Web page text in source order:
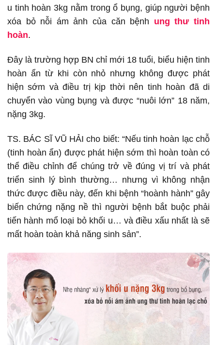
u tinh hoàn 3kg nằm trong ổ bụng, giúp người bệnh
xóa bỏ nỗi ám ảnh của căn bệnh ung thư tinh
hoàn.
Đây là trường hợp BN chỉ mới 18 tuổi, biểu hiện tinh
hoàn ẩn từ khi còn nhỏ nhưng không được phát
hiện sớm và điều trị kịp thời nên tinh hoàn đã di
chuyển vào vùng bụng và được “nuôi lớn” 18 năm,
nặng 3kg.
TS. BÁC SĨ VŨ HẢI cho biết: “Nếu tinh hoàn lạc chỗ
(tinh hoàn ẩn) được phát hiện sớm thì hoàn toàn có
thể điều chỉnh để chúng trở về đúng vị trí và phát
triển sinh lý bình thường… nhưng vì không nhận
thức được điều này, đến khi bệnh “hoành hành” gây
biến chứng nặng nề thì người bệnh bắt buộc phải
tiến hành mổ loại bỏ khối u… và điều xấu nhất là sẽ
mất hoàn toàn khả năng sinh sản”.